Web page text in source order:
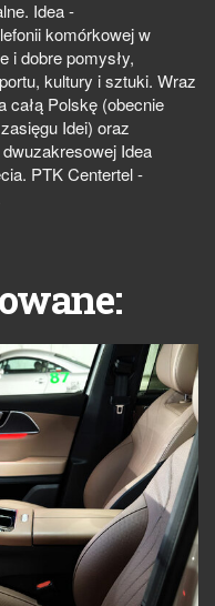
Idea -
komórkowej w
i dobre pomysły,
kultury i sztuki. Wraz
całą Polskę (obecnie
Idei) oraz
Idea
PTK Centertel -